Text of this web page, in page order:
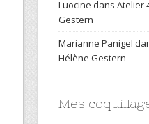
Luocine dans Atelier
Gestern
Marianne Panigel
Hélène Gestern
Mes